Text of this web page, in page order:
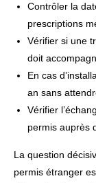
Contrôler la
prescriptions
Vérifier si une
doit
En cas
an sans
Vérifier
permis auprès
La question
permis étranger